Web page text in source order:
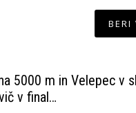
BERI
5000 m in Velepec v
v final…